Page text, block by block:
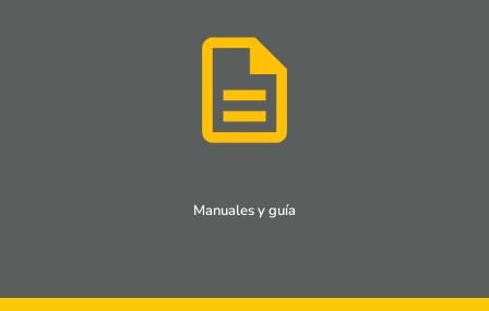
Manuales y guía